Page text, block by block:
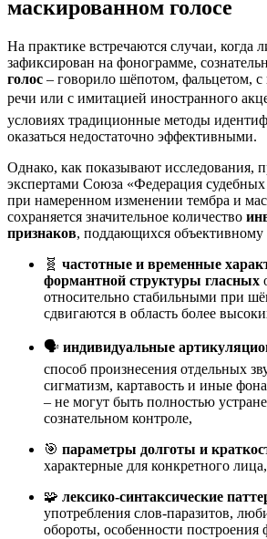
маскированном голосе
На практике встречаются случаи, когда
зафиксирован на фонограмме,
голос – говорило шёпотом, фальцетом,
речи или с имитацией иностранного
условиях традиционные методы
оказаться недостаточно эффективными.
Однако, как показывают исследования,
экспертами Союза «Федерация судебных
при намеренном изменении тембра и
сохраняется значительное количество
признаков, поддающихся объективному
🧬 частотные и временные
формантной структуры гласных
относительно стабильными при
сдвигаются в область более
🗣️ индивидуальные
способ произнесения отдельных
сигматизм, картавость и иные
– не могут быть полностью
сознательном контроле,
🎯 параметры долготы и
характерные для конкретного лица,
🧩 лексико-синтаксические
употребления слов-паразитов,
обороты, особенности построения